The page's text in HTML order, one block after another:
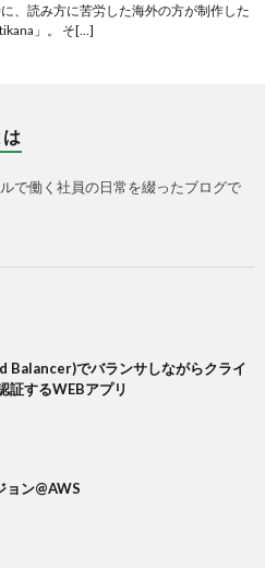
、読み方に苦労した海外の方が制作した
」。 そ[…]
で働く社員の日常を綴ったブログで
Balancer)でバランサしながらクライ
証するWEBアプリ
ョン@AWS